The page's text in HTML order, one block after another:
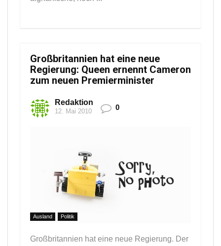
Großbritannien hat eine neue
Regierung: Queen ernennt Cameron
zum neuen Premierminister
Redaktion
12. Mai 2010 0
Ausland Politik
Großbritannien hat eine neue Regierung. Der